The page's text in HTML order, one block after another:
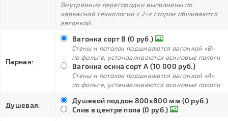
Внутренние перегородки выполнены по
каркасной технологии с 2-х сторон обшиваются
вагонкой.
Парная:
Вагонка сорт В (0 руб.)
Стены и потолок подшиваются вагонкой «В»
по фольге, устанавливаются осиновые пологи
Вагонка осина сорт А (10 000 руб.)
Стены и потолок подшиваются вагонкой «А»
по фольге, устанавливаются осиновые пологи
Душевая:
Душевой поддон 800х800 мм (0 руб.)
Слив в центре пола (0 руб.)